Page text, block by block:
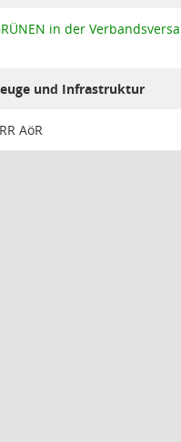
in der
und Infrastruktur
AöR